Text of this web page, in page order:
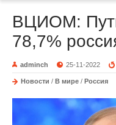
ВЦИОМ:
78,7%
adminch 25-11-2022
Новости / В мире / Россия